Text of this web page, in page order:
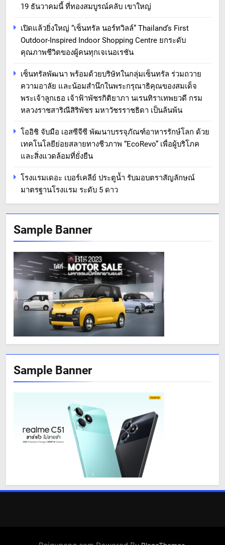
19 ธันวาคมนี้ ที่ทองสมบูรณ์คลับ เขาใหญ่
เปิดแล้วยิ่งใหญ่ “เซ็นทรัล นอร์ทวิลล์” Thailand’s First
Outdoor-Inspired Indoor Shopping Centre ยกระดับ
คุณภาพชีวิตของผู้คนทุกเจเนอเรชัน
เซ็นทรัลพัฒนา พร้อมด้วยบริษัทในกลุ่มเซ็นทรัล ร่วมถวาย
ความอาลัย และน้อมสำนึกในพระกรุณาธิคุณของสมเด็จ
พระเจ้าลูกเธอ เจ้าฟ้าพัชรกิติยาภา นเรนทิราเทพยวดี กรม
หลวงราชสาริณีสิริพัชร มหาวัชรราชธิดา เป็นล้นพ้น
โออิชิ จับมือ เอสซีจีซี พัฒนาบรรจุภัณฑ์อาหารรักษ์โลก ด้วย
เทคโนโลยีย่อยสลายทางชีวภาพ “EcoRevo” เพื่อผู้บริโภค
และสิ่งแวดล้อมที่ยั่งยืน
โรงแรมเดอะ เบอร์เคลีย์ ประตูน้ำ รับมอบตราสัญลักษณ์
มาตรฐานโรงแรม ระดับ 5 ดาว
Sample Banner
Sample Banner